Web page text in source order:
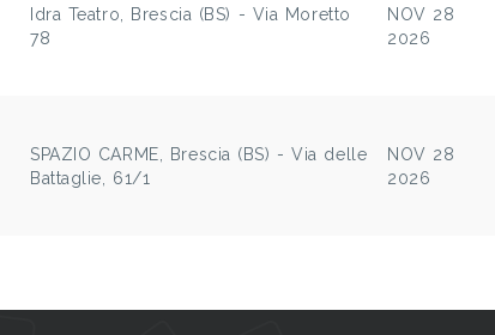
Idra Teatro, Brescia (BS) - Via Moretto
78
NOV 28
2026
SPAZIO CARME, Brescia (BS) - Via delle
Battaglie, 61/1
NOV 28
2026